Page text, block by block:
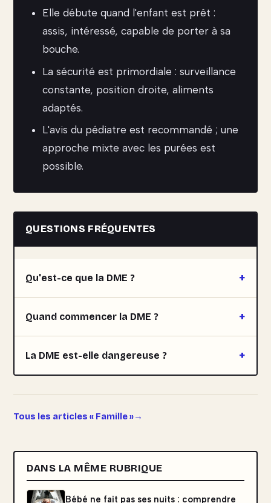
Elle débute quand l'enfant est prêt :
assis, intéressé, capable de porter à sa
bouche.
La sécurité est primordiale : surveillance
constante, position droite, aliments
adaptés.
L'avis du pédiatre est recommandé ; une
approche mixte avec les purées est
possible.
QUESTIONS FRÉQUENTES
Qu'est-ce que la DME ?
Quand commencer la DME ?
La DME est-elle dangereuse ?
Tous les articles « Famille »
DANS LA MÊME RUBRIQUE
Bébé ne fait pas ses nuits : comprendre